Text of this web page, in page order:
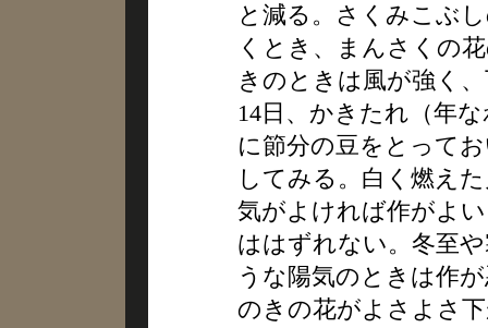
と減る。さくみこぶ
くとき、まんさくの
きのときは風が強く
14日、かきたれ（年
に節分の豆をとって
してみる。白く燃え
気がよければ作がよ
ははずれない。冬至
うな陽気のときは作
のきの花がよさよさ